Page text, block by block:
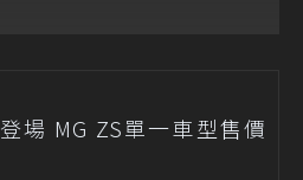
場 MG ZS單一車型售價